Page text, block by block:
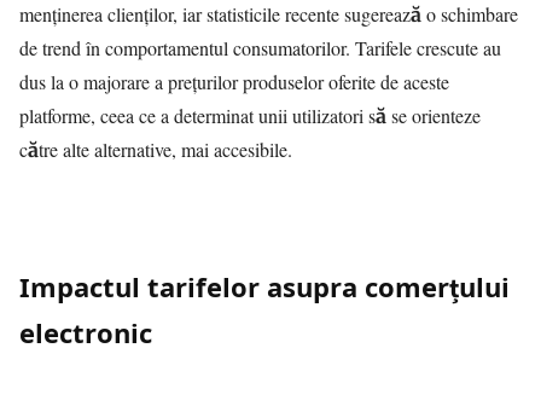
menținerea clienților, iar statisticile recente sugerează o schimbare
de trend în comportamentul consumatorilor. Tarifele crescute au
dus la o majorare a prețurilor produselor oferite de aceste
platforme, ceea ce a determinat unii utilizatori să se orienteze
către alte alternative, mai accesibile.
Impactul tarifelor asupra comerțului
electronic